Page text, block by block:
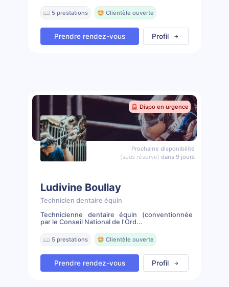
📖 5 prestations 🤩 Clientèle ouverte
Prendre rendez-vous Profil
🚨 Dispo en urgence
Prochaine disponibilité
(sous réserve) dans 9 jours
Ludivine Boullay
Technicien dentaire équin
Technicienne dentaire équin (conventionnée
par le Conseil National de l'Ord...
📖 5 prestations 🤩 Clientèle ouverte
Prendre rendez-vous Profil